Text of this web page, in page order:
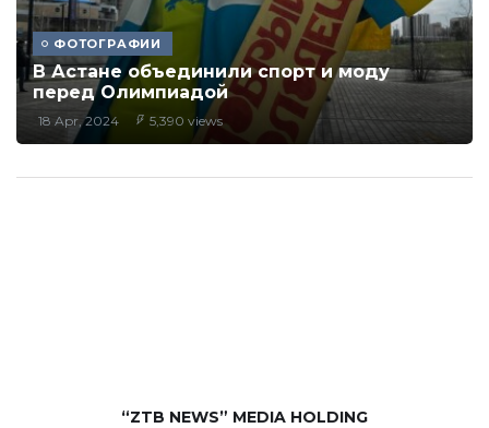
ФОТОГРАФИИ
В Астане объединили спорт и моду
перед Олимпиадой
18 Apr, 2024 5,390 views
“ZTB NEWS” MEDIA HOLDING